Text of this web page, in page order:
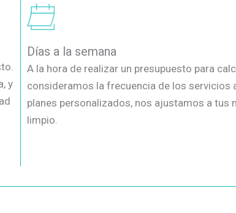
y
Días a la semana
A la hora de realizar un presupuesto para
consideramos la frecuencia de los servicios
planes personalizados, nos ajustamos a tus
limpio.